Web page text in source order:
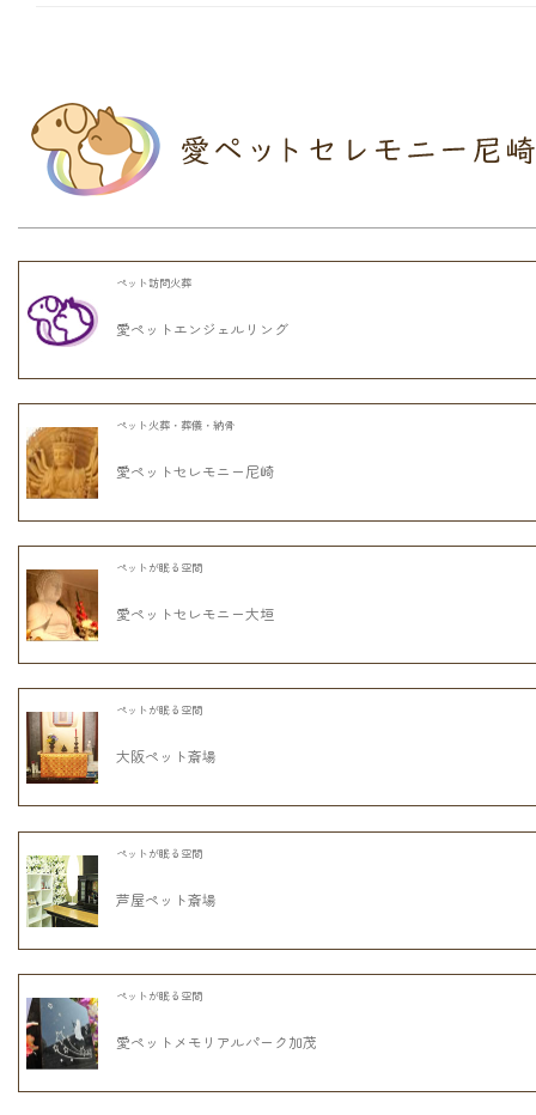
ペット訪問火葬
愛ペットエンジェルリング
ペット火葬・葬儀・納骨
愛ペットセレモニー尼崎
ペットが眠る空間
愛ペットセレモニー大垣
ペットが眠る空間
大阪ペット斎場
ペットが眠る空間
芦屋ペット斎場
ペットが眠る空間
愛ペットメモリアルパーク加茂